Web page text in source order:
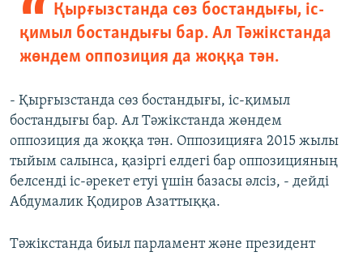
Қырғызстанда сөз бостандығы, іс-
қимыл бостандығы бар. Ал Тәжікстанда
жөндем оппозиция да жоққа тән.
- Қырғызстанда сөз бостандығы, іс-қимыл
бостандығы бар. Ал Тәжікстанда жөндем
оппозиция да жоққа тән. Оппозицияға 2015 жылы
тыйым салынса, қазіргі елдегі бар оппозицияның
белсенді іс-әрекет етуі үшін базасы әлсіз, - дейді
Абдумалик Қодиров Азаттыққа.
Тәжікстанда биыл парламент және президент